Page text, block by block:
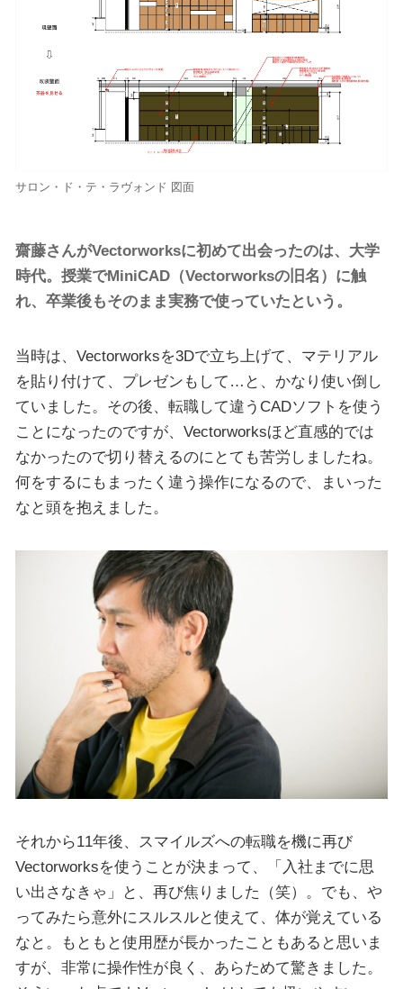
サロン・ド・テ・ラヴォンド 図面
齋藤さんがVectorworksに初めて出会ったのは、大学
時代。授業でMiniCAD（Vectorworksの旧名）に触
れ、卒業後もそのまま実務で使っていたという。
当時は、Vectorworksを3Dで立ち上げて、マテリアル
を貼り付けて、プレゼンもして…と、かなり使い倒し
ていました。その後、転職して違うCADソフトを使う
ことになったのですが、Vectorworksほど直感的では
なかったので切り替えるのにとても苦労しましたね。
何をするにもまったく違う操作になるので、まいった
なと頭を抱えました。
それから11年後、スマイルズへの転職を機に再び
Vectorworksを使うことが決まって、「入社までに思
い出さなきゃ」と、再び焦りました（笑）。でも、や
ってみたら意外にスルスルと使えて、体が覚えている
なと。もともと使用歴が長かったこともあると思いま
すが、非常に操作性が良く、あらためて驚きました。